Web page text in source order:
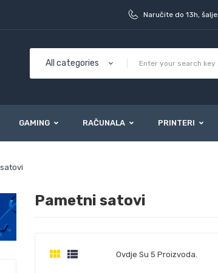
Naručite do 13h,
GAMING RAČUNALA PRINTERI
Pametni satovi
  Ovdje Su 5 Proizvoda.